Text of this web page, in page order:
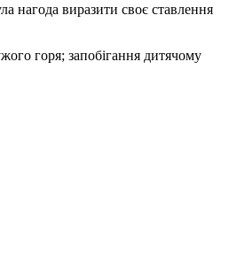
нагода виразити своє ставлення
горя; запобігання дитячому